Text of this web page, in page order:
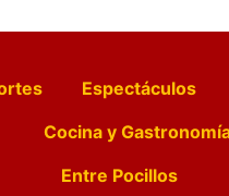
Espectáculos
Cocina y
Entre Pocillos